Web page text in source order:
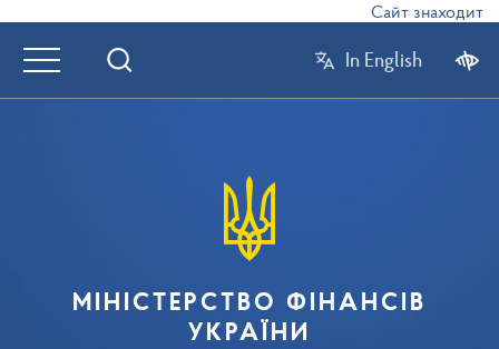
Сайт
In English
МІНІСТЕРСТВО ФІНАНСІВ
УКРАЇНИ